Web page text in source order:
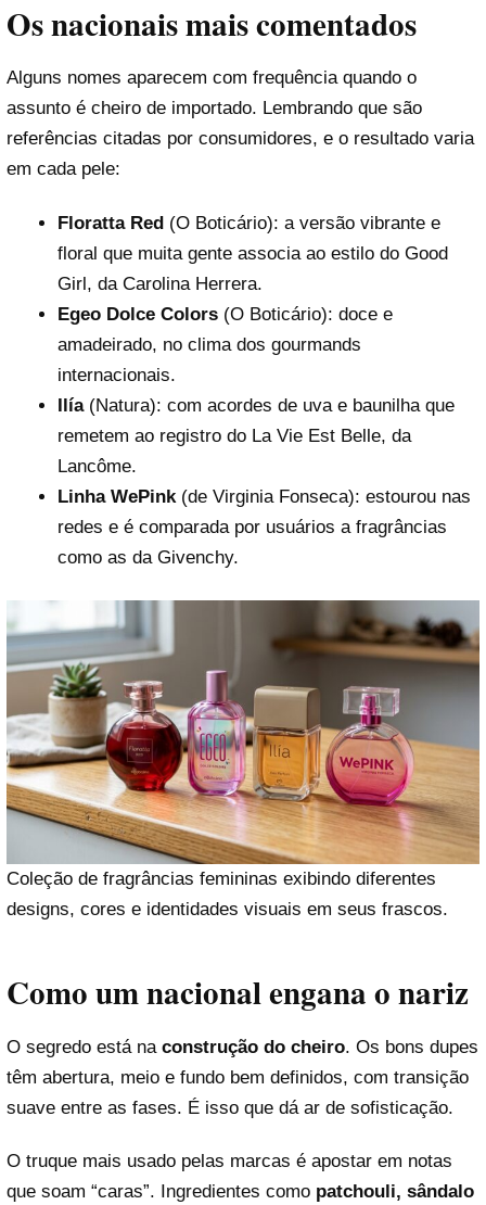
Os nacionais mais comentados
Alguns nomes aparecem com frequência quando o
assunto é cheiro de importado. Lembrando que são
referências citadas por consumidores, e o resultado varia
em cada pele:
Floratta Red(O Boticário): a versão vibrante e
floral que muita gente associa ao estilo do Good
Girl, da Carolina Herrera.
Egeo Dolce Colors(O Boticário): doce e
amadeirado, no clima dos gourmands
internacionais.
Ilía(Natura): com acordes de uva e baunilha que
remetem ao registro do La Vie Est Belle, da
Lancôme.
Linha WePink(de Virginia Fonseca): estourou nas
redes e é comparada por usuários a fragrâncias
como as da Givenchy.
Coleção de fragrâncias femininas exibindo diferentes
designs, cores e identidades visuais em seus frascos.
Como um nacional engana o nariz
O segredo está na construção do cheiro. Os bons dupes
têm abertura, meio e fundo bem definidos, com transição
suave entre as fases. É isso que dá ar de sofisticação.
O truque mais usado pelas marcas é apostar em notas
que soam “caras”. Ingredientes como patchouli, sândalo